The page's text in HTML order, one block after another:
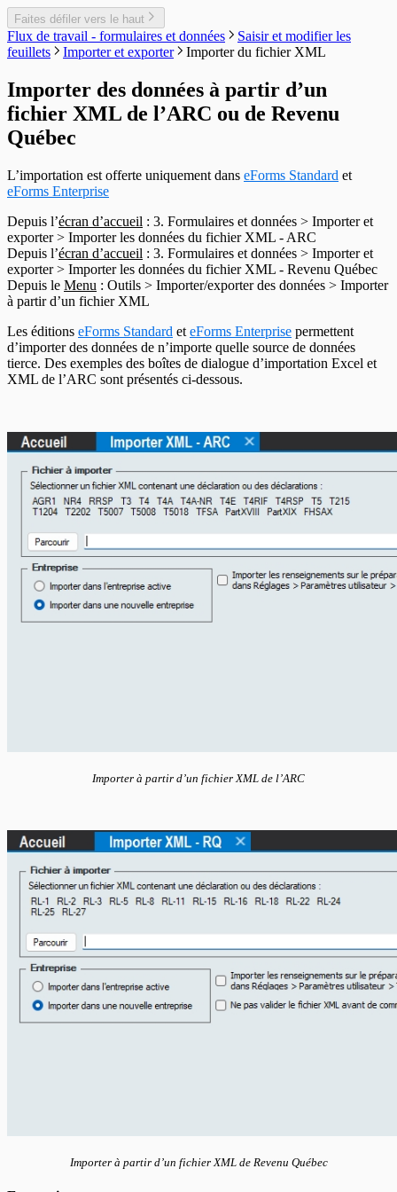
En-têtes T1204
En-têtes T2200
En-têtes T2202
En-têtes T5008
En-têtes T5013
En-têtes T5018
Faites défiler vers le haut
Flux de travail - formulaires et données
Saisir et modifier les
feuillets
Importer et exporter Importer du fichier XML
Importer des données à partir d’un
fichier XML de l’ARC ou de Revenu
Québec
L’importation est offerte uniquement dans eForms Standard et
eForms Enterprise
Depuis l’écran d’accueil : 3. Formulaires et données > Importer et
exporter > Importer les données du fichier XML - ARC
Depuis l’écran d’accueil : 3. Formulaires et données > Importer et
exporter > Importer les données du fichier XML - Revenu Québec
Depuis le Menu : Outils > Importer/exporter des données > Importer
à partir d’un fichier XML
Les éditions eForms Standard et eForms Enterprise permettent
d’importer des données de n’importe quelle source de données
tierce. Des exemples des boîtes de dialogue d’importation Excel et
XML de l’ARC sont présentés ci‑dessous.
Importer à partir d’un fichier XML de l’ARC
Importer à partir d’un fichier XML de Revenu Québec